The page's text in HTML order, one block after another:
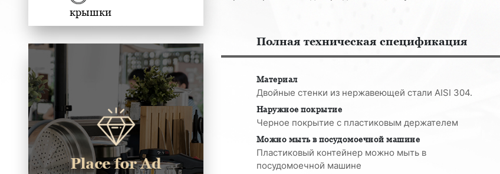
крышки
Полная техническая спецификация
Материал
Двойные стенки из нержавеющей стали AISI 304.
Наружное покрытие
Черное покрытие с пластиковым держателем
Можно мыть в посудомоечной машине
Пластиковый контейнер можно мыть в
посудомоечной машине